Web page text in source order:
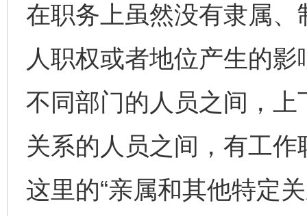
在职务上虽然没有隶属
人职权或者地位产生的
不同部门的人员之间，
关系的人员之间，有工
这里的“亲属和其他特定